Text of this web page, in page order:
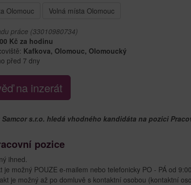
Olomouc Volná místa Olomouc
práce (33010980734)
Kč za hodinu
Kafkova, Olomouc, Olomoucký
před 7 dny
na inzerát
s.r.o. hledá vhodného kandidáta na pozici
pozice
ihned.
je možný POUZE e-mailem nebo telefonicky PO - PÁ od
je možný až po domluvě s kontaktní osobou (kontaktní